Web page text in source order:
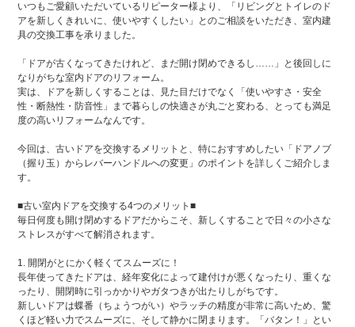
いつもご愛顧いただいているリピーター様より、「リビングとトイレのド
アを新しくきれいに、使いやすくしたい」とのご相談をいただき、室内建
具の交換工事を承りました。
「ドアが古くなってきたけれど、まだ開け閉めできるし……」と後回しに
なりがちな室内ドアのリフォーム。
実は、ドアを新しくすることは、見た目だけでなく「使いやすさ・安全
性・断熱性・防音性」まで暮らしの快適さが丸ごと変わる、とっても満足
度の高いリフォームなんです。
今回は、古いドアを交換するメリットと、特におすすめしたい「ドアノブ
（握り玉）からレバーハンドルへの変更」のポイントを詳しくご紹介しま
す。
■古い室内ドアを交換する4つのメリット■
毎日何度も開け閉めするドアだからこそ、新しくすることで日々の小さな
ストレスがすべて解消されます。
1. 開閉がとにかく軽くてスムーズに！
長年使ってきたドアは、経年変化によって建付けが悪くなったり、重くな
ったり、開閉時に引っかかりやガタつきが出たりしがちです。
新しいドアは蝶番（ちょうつがい）やラッチの精度が非常に高いため、驚
くほど軽い力でスムーズに、そして静かに閉まります。「バタン！」とい